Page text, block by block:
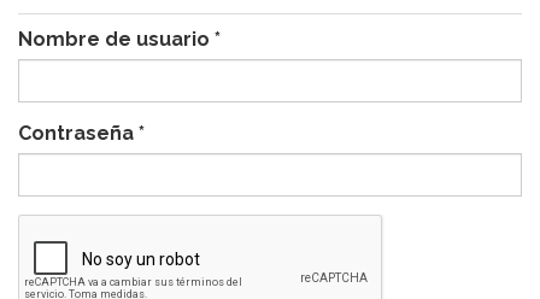
Nombre de usuario *
Contraseña *